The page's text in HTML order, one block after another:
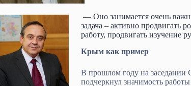
— Оно занимается очень
задача – активно продвигать
работу, продвигать изучение
Крым как пример
В прошлом году на
подчеркнул значимость